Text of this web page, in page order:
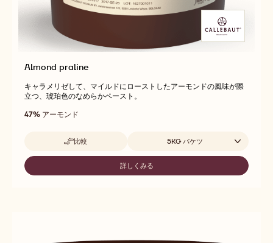
Almond praline
キャラメリゼして、マイルドにローストしたアーモンドの風味が際
立つ、琥珀色のなめらかペースト。
47% アーモンド
比較
-
ALMOND
5KG バケツ
詳しくみる
-